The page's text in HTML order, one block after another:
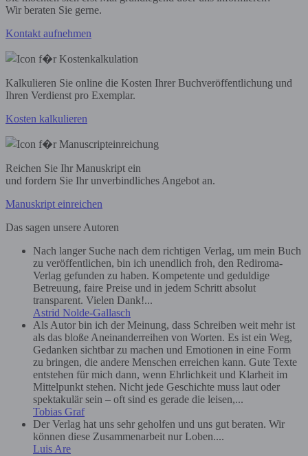
Wir beraten Sie gerne.
Kontakt aufnehmen
Kalkulieren Sie online die Kosten Ihrer Buchveröffentlichung und
Ihren Verdienst pro Exemplar.
Kosten kalkulieren
Reichen Sie Ihr Manuskript ein
und fordern Sie Ihr unverbindliches Angebot an.
Manuskript einreichen
Das sagen unsere Autoren
Nach langer Suche nach dem richtigen Verlag, um mein Buch
zu veröffentlichen, bin ich unendlich froh, den Rediroma-
Verlag gefunden zu haben. Kompetente und geduldige
Betreuung, faire Preise und in jedem Schritt absolut
transparent. Vielen Dank!...
Astrid Nolde-Gallasch
Als Autor bin ich der Meinung, dass Schreiben weit mehr ist
als das bloße Aneinanderreihen von Worten. Es ist ein Weg,
Gedanken sichtbar zu machen und Emotionen in eine Form
zu bringen, die andere Menschen erreichen kann. Gute Texte
entstehen für mich dann, wenn Ehrlichkeit und Klarheit im
Mittelpunkt stehen. Nicht jede Geschichte muss laut oder
spektakulär sein – oft sind es gerade die leisen,...
Tobias Graf
Der Verlag hat uns sehr geholfen und uns gut beraten. Wir
können diese Zusammenarbeit nur Loben....
Luis Are